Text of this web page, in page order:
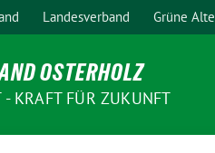
Landesverband Grüne Alte
OSTERHOLZ
- KRAFT FÜR ZUKUNFT